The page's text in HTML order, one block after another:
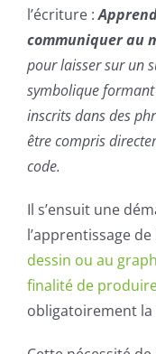
l’écriture :
communiquer au
pour laisser sur un
symbolique
inscrits dans des
être compris
code.
Il s’ensuit une
l’apprentissage de
dessin ou au
finalité de
obligatoirement la